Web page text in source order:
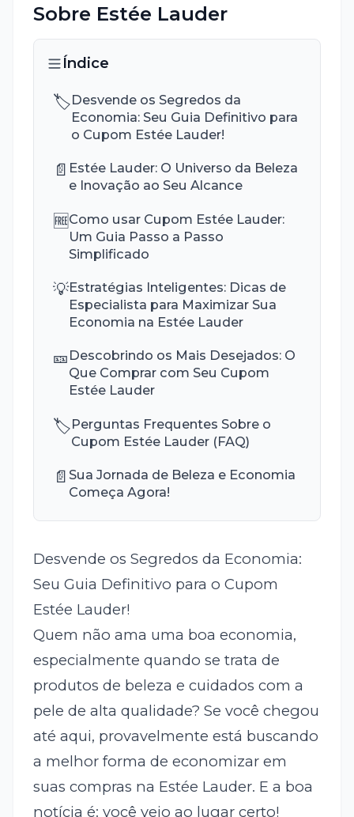
Sobre Estée Lauder
Índice
🏷️Desvende os Segredos da
Economia: Seu Guia Definitivo para
o Cupom Estée Lauder!
📄 Estée Lauder: O Universo da Beleza
e Inovação ao Seu Alcance
🆓Como usar Cupom Estée Lauder:
Um Guia Passo a Passo
Simplificado
💡Estratégias Inteligentes: Dicas de
Especialista para Maximizar Sua
Economia na Estée Lauder
🎫 Descobrindo os Mais Desejados: O
Que Comprar com Seu Cupom
Estée Lauder
🏷️Perguntas Frequentes Sobre o
Cupom Estée Lauder (FAQ)
📄 Sua Jornada de Beleza e Economia
Começa Agora!
Desvende os Segredos da Economia:
Seu Guia Definitivo para o Cupom
Estée Lauder!
Quem não ama uma boa economia,
especialmente quando se trata de
produtos de beleza e cuidados com a
pele de alta qualidade? Se você chegou
até aqui, provavelmente está buscando
a melhor forma de economizar em
suas compras na Estée Lauder. E a boa
notícia é: você veio ao lugar certo!